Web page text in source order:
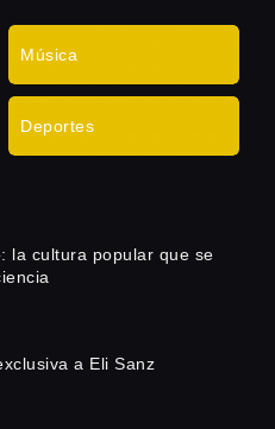
Música
Deportes
la cultura popular que se
a Eli Sanz